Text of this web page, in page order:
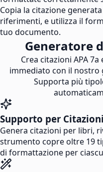
Copia la citazione
riferimenti, e utilizza il
tuo documento.
Generatore
Crea citazioni APA
immediato con il nostro
Supporta più
Supporto per
Genera citazioni per libri,
strumento copre oltre 19
di formattazione per